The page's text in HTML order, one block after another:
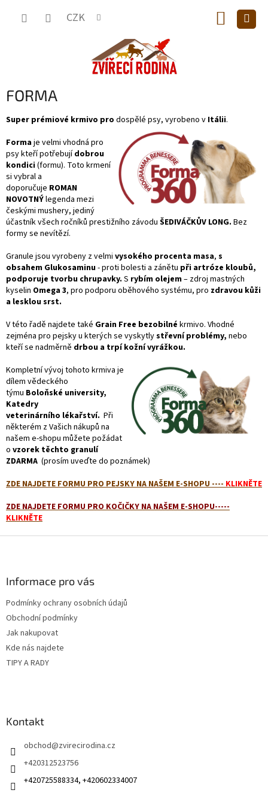
CZK
KOŠÍK
FORMA
Super prémiové krmivo pro dospělé psy, vyrobeno v Itálii.
Formaje velmi vhodná pro
psy kteří potřebujídobrou
kondici(formu). Toto krmení
si vybral a
doporučuje ROMAN
NOVOTNÝlegenda mezi
českými mushery, jediný
účastník všech ročníků prestižního závodu ŠEDIVÁČKŮV LONG. Bez
formy se nevítězí.
Granule jsou vyrobeny z velmi vysokého procenta masa, s
obsahem Glukosaminu- proti bolesti a zánětu při artróze kloubů,
podporuje tvorbu chrupavky. S rybím olejem– zdroj mastných
kyselin Omega 3, pro podporu oběhového systému, pro zdravou kůži
a lesklou srst.
V této řadě najdete také Grain Free bezobilné krmivo. Vhodné
zejména pro pejsky u kterých se vyskytlystřevní problémy, nebo
kteří se nadměrně drbou a trpí kožní vyrážkou.
Kompletní vývoj tohoto krmiva je
dílem vědeckého
týmu Boloňské university,
Katedry
veterinárního lékařství. Při
některém z Vašich nákupů na
našem e-shopu můžete požádat
o vzorek těchto granulí
ZDARMA (prosím uveďte do poznámek)
ZDE NAJDETE FORMU PRO PEJSKY NA NAŠEM E-SHOPU ---- KLIKNĚTE
ZDE NAJDETE FORMU PRO KOČIČKY NA NAŠEM E-SHOPU-----
KLIKNĚTE
Informace pro vás
Podmínky ochrany osobních údajů
Obchodní podmínky
Jak nakupovat
Kde nás najdete
TIPY A RADY
Kontakt
obchod@zvirecirodina.cz
+420312523756
+420725588334, +420602334007